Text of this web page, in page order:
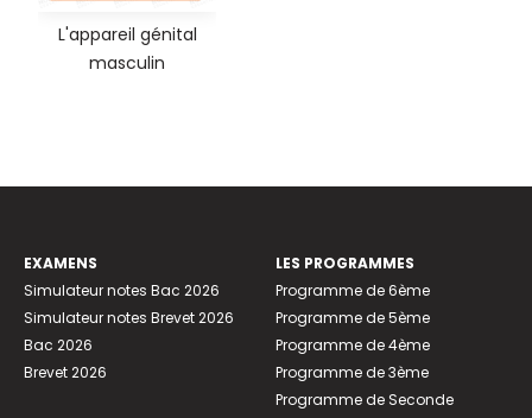
L'appareil génital
masculin
EXAMENS
Simulateur notes Bac 2026
Simulateur notes Brevet 2026
Bac 2026
Brevet 2026
LES PROGRAMMES
Programme de 6ème
Programme de 5ème
Programme de 4ème
Programme de 3ème
Programme de Seconde